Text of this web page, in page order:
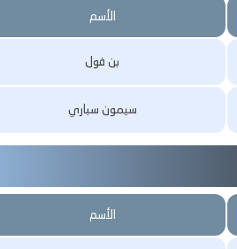
الأسم
بن فول
سيمون سباري
الأسم